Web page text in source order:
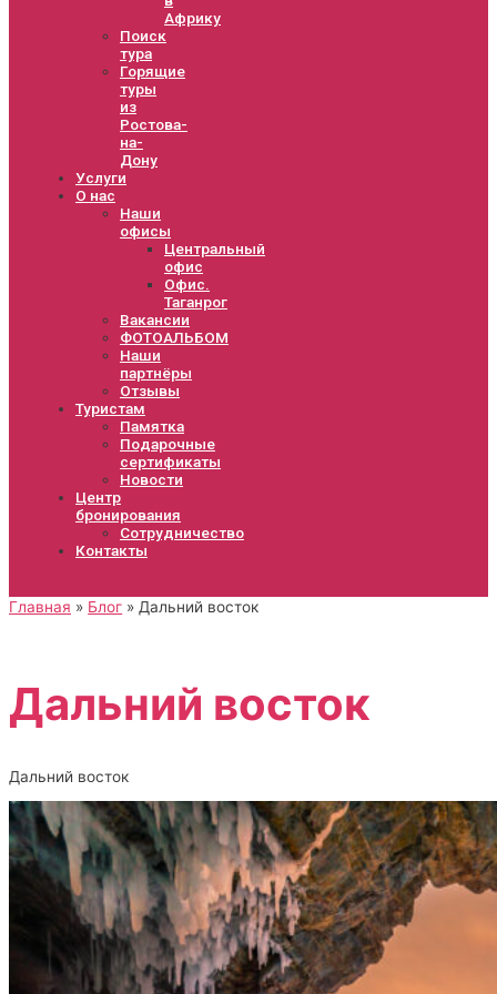
Африку
Поиск
тура
Горящие
туры
из
Ростова-
на-
Дону
Услуги
О нас
Наши
офисы
Центральный
офис
Офис.
Таганрог
Вакансии
ФОТОАЛЬБОМ
Наши
партнёры
Отзывы
Туристам
Памятка
Подарочные
сертификаты
Новости
Центр
бронирования
Сотрудничество
Контакты
Главная Блог Дальний восток
Дальний восток
Дальний восток